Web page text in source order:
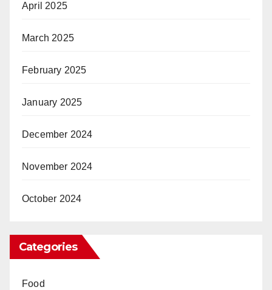
April 2025
March 2025
February 2025
January 2025
December 2024
November 2024
October 2024
Categories
Food